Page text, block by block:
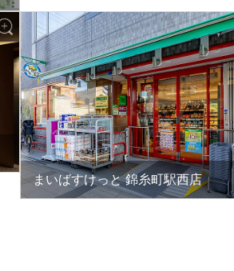
まいばすけっと 錦糸町駅西店